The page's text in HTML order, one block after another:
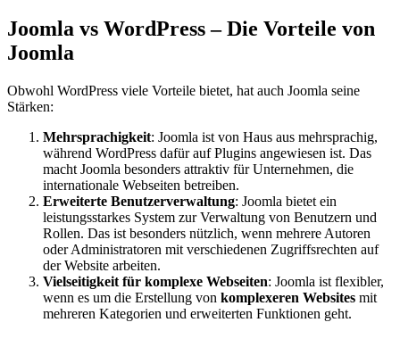
Joomla vs WordPress – Die Vorteile von
Joomla
Obwohl WordPress viele Vorteile bietet, hat auch Joomla seine
Stärken:
Mehrsprachigkeit: Joomla ist von Haus aus mehrsprachig,
während WordPress dafür auf Plugins angewiesen ist. Das
macht Joomla besonders attraktiv für Unternehmen, die
internationale Webseiten betreiben.
Erweiterte Benutzerverwaltung: Joomla bietet ein
leistungsstarkes System zur Verwaltung von Benutzern und
Rollen. Das ist besonders nützlich, wenn mehrere Autoren
oder Administratoren mit verschiedenen Zugriffsrechten auf
der Website arbeiten.
Vielseitigkeit für komplexe Webseiten: Joomla ist flexibler,
wenn es um die Erstellung von komplexeren Websites mit
mehreren Kategorien und erweiterten Funktionen geht.